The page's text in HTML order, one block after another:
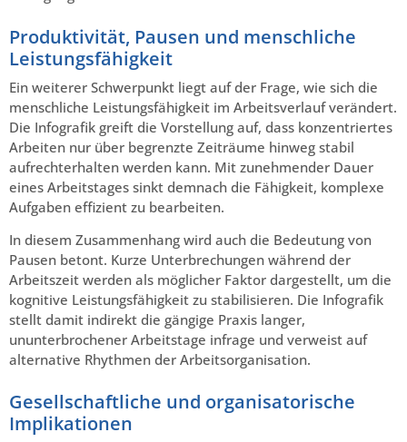
Produktivität, Pausen und menschliche
Leistungsfähigkeit
Ein weiterer Schwerpunkt liegt auf der Frage, wie sich die
menschliche Leistungsfähigkeit im Arbeitsverlauf verändert.
Die Infografik greift die Vorstellung auf, dass konzentriertes
Arbeiten nur über begrenzte Zeiträume hinweg stabil
aufrechterhalten werden kann. Mit zunehmender Dauer
eines Arbeitstages sinkt demnach die Fähigkeit, komplexe
Aufgaben effizient zu bearbeiten.
In diesem Zusammenhang wird auch die Bedeutung von
Pausen betont. Kurze Unterbrechungen während der
Arbeitszeit werden als möglicher Faktor dargestellt, um die
kognitive Leistungsfähigkeit zu stabilisieren. Die Infografik
stellt damit indirekt die gängige Praxis langer,
ununterbrochener Arbeitstage infrage und verweist auf
alternative Rhythmen der Arbeitsorganisation.
Gesellschaftliche und organisatorische
Implikationen